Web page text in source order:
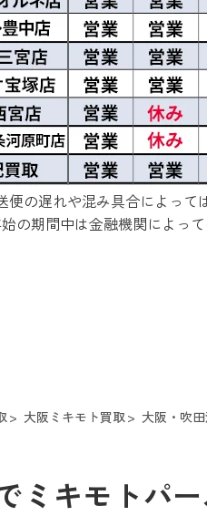
便の遅れや混み具合によって
の期間中は金融機関によっ
大阪ミキモト買取
大阪・吹
ミキモトパ